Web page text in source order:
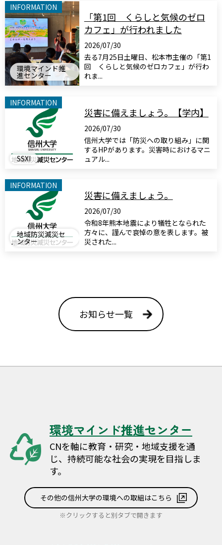
環境マインド推
進センター
INFORMATION
「第1回 くらしと気候のゼロ
カフェ」が行われました
2026/07/30
去る7月25日土曜日、松本市主催の「第1
回 くらしと気候のゼロカフェ」が行わ
れま...
SSXI
INFORMATION
災害に備えましょう。【学内】
2026/07/30
信州大学では「防災への取り組み」に関
するHPがあります。災害時におけるマニ
ュアル...
地域防災減災セ
ンター
INFORMATION
災害に備えましょう。
2026/07/30
令和8年熊本地震により犠牲となられた
方々に、謹んで哀悼の意を表します。被
災された...
お知らせ一覧
環境マインド推進センター
CNを軸に教育・研究・地域支援を通
じ、持続可能な社会の実現を目指しま
す。
その他の信州大学の環境への取組はこちら
※クリックすると別タブで開きます